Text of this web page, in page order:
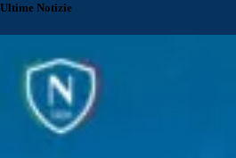
Ultime Notizie